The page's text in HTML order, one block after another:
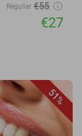
Regulier €55
€27
51%